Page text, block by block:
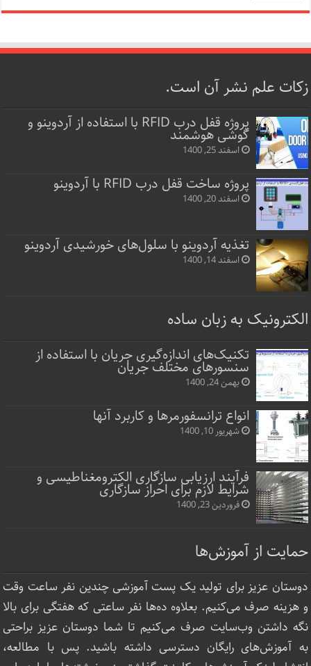
زکات علم نشر آن است.
پروژه قفل‌ درب RFID با استفاده از آردوینو و
گوشی هوشمند
اسفند 25, 1400
پروژه ساخت قفل‌ درب RFID با آردوینو
اسفند 20, 1400
تغذیه آردوینو با سلول‌های خورشیدی آردوینو
اسفند 14, 1400
الکترونیک به زبان ساده
تکنیک‌های اندازه‌گیری جریان با استفاده از
سنسورهای مختلف جریان
بهمن 24, 1400
انواع ترانسفورمرها و کاربرد آنها
شهریور 10, 1400
فرآیند ارزیابی سازگاری الکترومغناطیسی و
شرایط لازم برای احراز سازگاری
فروردین 23, 1400
حمایت از آموزش‌ها
دوستان عزیز برای تولید یک پست آموزشی چندین نفر ساعت‌ وقت
و هزینه صرف می‌کنیم. بعلاوه ده‌ها نفر ساعتی که هفتگی برای بالا
نگه داشتن وب‌سایت صرف ‌می‌کنیم تا شما دوستان عزیز براحتی
به آموزش‌های رایگان دسترسی داشته باشید. پس با مطالعه،